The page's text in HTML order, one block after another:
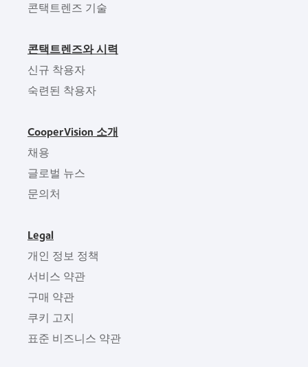
콘택트렌즈 기술
콘택트렌즈와 시력
신규 착용자
숙련된 착용자
CooperVision 소개
채용
글로벌 뉴스
문의처
Legal
개인 정보 정책
서비스 약관
구매 약관
쿠키 고지
표준 비즈니스 약관